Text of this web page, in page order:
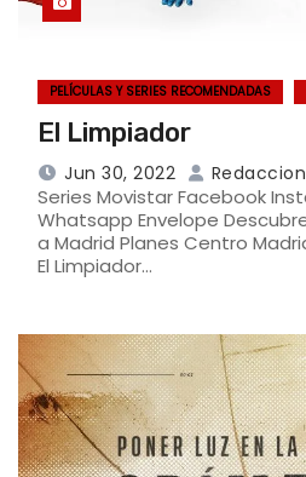
PELÍCULAS Y SERIES RECOMENDADAS
El Limpiador
Jun 30, 2022
Series Movistar Facebook
Whatsapp Envelope
a Madrid Planes Centro
El Limpiador…